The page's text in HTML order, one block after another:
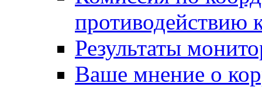
противодействию
Результаты
Ваше мнение о